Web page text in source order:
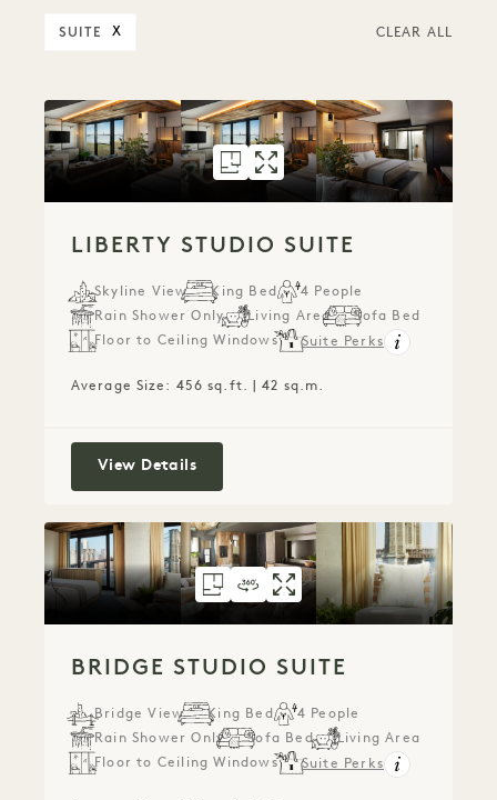
SUITE X CLEAR ALL
FLOORPLAN 156LIBERTY
GALLERY 156LIBERTY
LIBERTY STUDIO SUITE
Skyline View King Bed
4 People
Rain Shower Only
Living Area
Sofa Bed
Floor to Ceiling Windows
Suite Perks
Average Size: 456 sq.ft. | 42 sq.m.
View DetailsLiberty Studio Suite
FLOORPLAN 159 BRIDGE STUDIO
360 TOUR 159BRIDGE
GALLERY 159BRIDGE
BRIDGE STUDIO SUITE
Bridge View King Bed
4 People
Rain Shower Only
Sofa Bed
Living Area
Floor to Ceiling Windows
Suite Perks